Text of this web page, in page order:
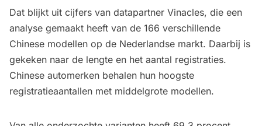
Dat blijkt uit cijfers van datapartner Vinacles, die een
analyse gemaakt heeft van de 166 verschillende
Chinese modellen op de Nederlandse markt. Daarbij is
gekeken naar de lengte en het aantal registraties.
Chinese automerken behalen hun hoogste
registratieaantallen met middelgrote modellen.